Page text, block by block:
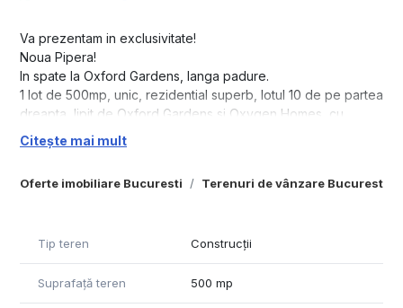
Oferte imobiliare Bucuresti Terenuri de vânzare Bucuresti
Va prezentam in exclusivitate!
Noua Pipera!
In spate la Oxford Gardens, langa padure.
1 lot de 500mp, unic, rezidential superb, lotul 10 de pe partea
dreapta, lipit de Oxford Gardens si Oxygen Homes, cu
utilitatile in fata curtii.
Citește mai mult
Tip teren Construcții
Suprafață teren 500 mp